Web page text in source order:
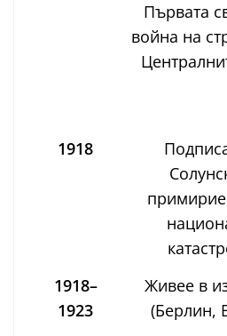
Първата
война на
1918
1918–
1923
Живее в
(Берлин,